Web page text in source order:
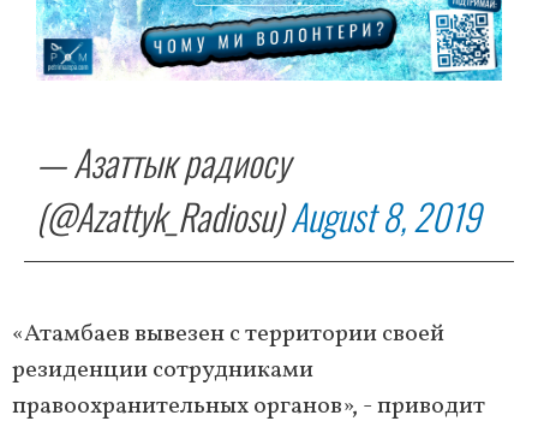
— Азаттык радиосу
(@Azattyk_Radiosu)August 8, 2019
«Атамбаев вывезен с территории своей
резиденции сотрудниками
правоохранительных органов», - приводит